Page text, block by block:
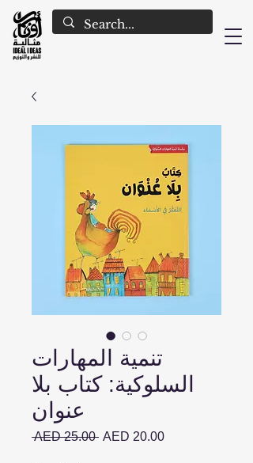
تنمية المهارات
السلوكية: كتاب بلا
عنوان
AED 25.00 Regular
AED 20.00Sale